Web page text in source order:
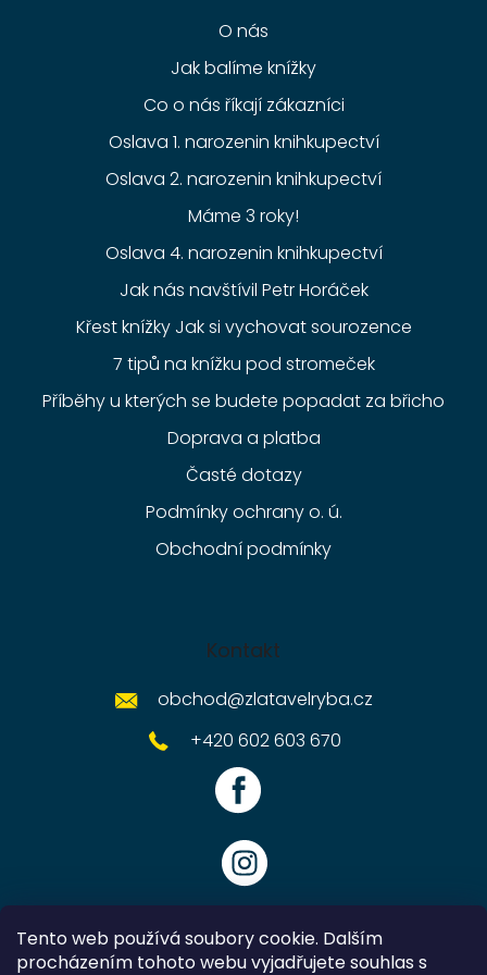
Tento web používá soubory cookie. Dalším
procházením tohoto webu vyjadřujete souhlas s
O nás
Jak balíme knížky
Co o nás říkají zákazníci
Oslava 1. narozenin knihkupectví
Oslava 2. narozenin knihkupectví
Máme 3 roky!
Oslava 4. narozenin knihkupectví
Jak nás navštívil Petr Horáček
Křest knížky Jak si vychovat sourozence
7 tipů na knížku pod stromeček
Příběhy u kterých se budete popadat za břicho
Doprava a platba
Časté dotazy
Podmínky ochrany o. ú.
Obchodní podmínky
Kontakt
obchod@zlatavelryba.cz
+420 602 603 670